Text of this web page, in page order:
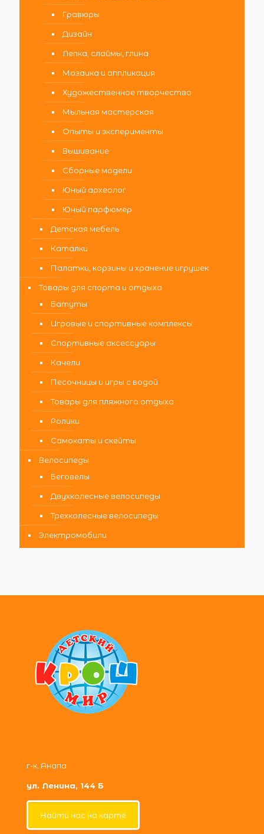
Гравюры
Дизайн
Лепка, слаймы, глина
Мозаика и аппликация
Художественное творчество
Мыльная мастерская
Опыты и эксперименты
Вышивание
Сборные модели
Юный археолог
Юный парфюмер
Детская мебель
Каталки
Палатки, корзины и хранение игрушек
Товары для спорта и отдыха
Батуты
Игровые и спортивные комплексы
Спортивные аксессуары
Качели
Песочницы и игры с водой
Товары для пляжного отдыха
Ролики
Самокаты и скейты
Велосипеды
Беговелы
Двухколесные велосипеды
Трехколесные велосипеды
Электромобили
г-к. Анапа
ул. Ленина, 144 Б
Найти нас на карте